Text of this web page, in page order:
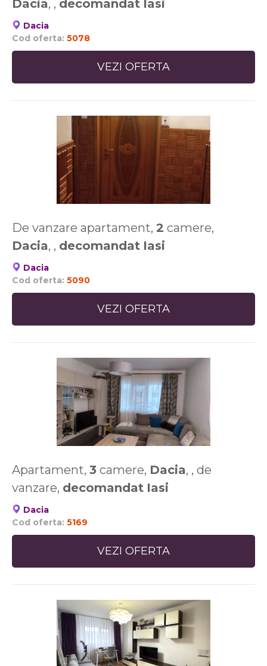
Dacia, , decomandat Iasi
Dacia
Cod oferta: 5078
VEZI OFERTA
De vanzare apartament, 2 camere,
Dacia, , decomandat Iasi
Dacia
Cod oferta: 5090
VEZI OFERTA
Apartament, 3 camere, Dacia, , de
vanzare, decomandat Iasi
Dacia
Cod oferta: 5169
VEZI OFERTA